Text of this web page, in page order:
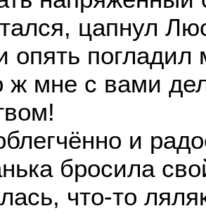
цапнул
опять
ж мне с вами
и
бросила
что-то